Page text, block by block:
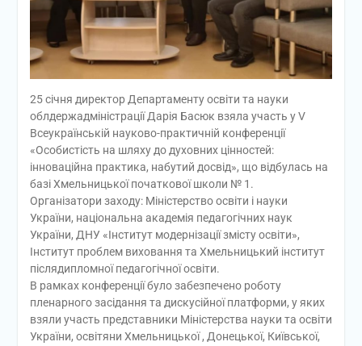
25 січня директор Департаменту освіти та науки
облдержадміністрації Дарія Басюк взяла участь у V
Всеукраїнській науково-практичній конференції
«Особистість на шляху до духовних цінностей:
інноваційна практика, набутий досвід», що відбулась на
базі Хмельницької початкової школи № 1.
Організатори заходу: Міністерство освіти і науки
України, національна академія педагогічних наук
України, ДНУ «Інститут модернізації змісту освіти»,
Інститут проблем виховання та Хмельницький інститут
післядипломної педагогічної освіти.
В рамках конференції було забезпечено роботу
пленарного засідання та дискусійної платформи, у яких
взяли участь представники Міністерства науки та освіти
України, освітяни Хмельницької , Донецької, Київської,